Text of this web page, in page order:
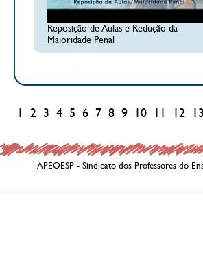
Reposição de Aulas e Redução da
Maioridade Penal
2 3 4 5 6 7 8 9 10 12 13
APEOESP - Sindicato dos Professores do